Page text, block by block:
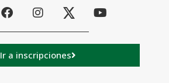
Ir a inscripciones